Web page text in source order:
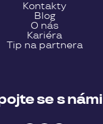
Kontakty
Blog
O nás
Kariéra
Tip na partnera
se s námi